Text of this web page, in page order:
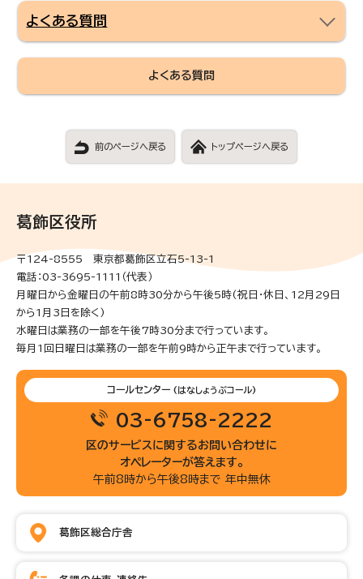
よくある質問
よくある質問
前のページへ戻る トップページへ戻る
葛飾区役所
〒124-8555 東京都葛飾区立石5-13-1
電話：03-3695-1111（代表）
月曜日から金曜日の午前8時30分から午後5時(祝日・休日、12月29日
から1月3日を除く)
水曜日は業務の一部を午後7時30分まで行っています。
毎月1回日曜日は業務の一部を午前9時から正午まで行っています。
コールセンター (はなしょうぶコール)
03-6758-2222
区のサービスに関するお問い合わせに
オペレーターが答えます。
午前8時から午後8時まで 年中無休
葛飾区総合庁舎